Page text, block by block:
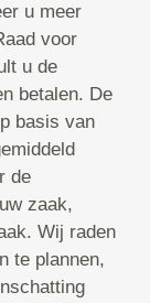
u meer
voor
u de
betalen. De
basis van
de
zaak,
Wij raden
te plannen,